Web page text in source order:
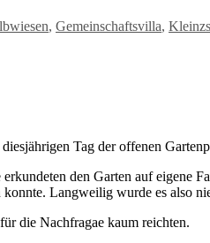
, Gemeinschaftsvilla,
Tag der offenen
den Garten auf eigene
konnte. Langweilig wurde es also
die Nachfragae kaum reichten.